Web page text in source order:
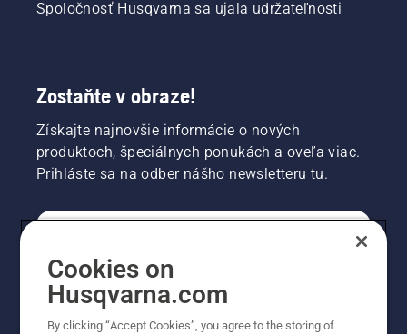
Spoločnosť Husqvarna sa ujala udržateľnosti
Zostaňte v obraze!
Získajte najnovšie informácie o nových
produktoch, špeciálnych ponukách a oveľa viac.
Prihláste sa na odber nášho newsletteru tu.
PROFESIONÁLNE
Cookies on
Husqvarna.com
By clicking “Accept Cookies”, you agree to the storing of